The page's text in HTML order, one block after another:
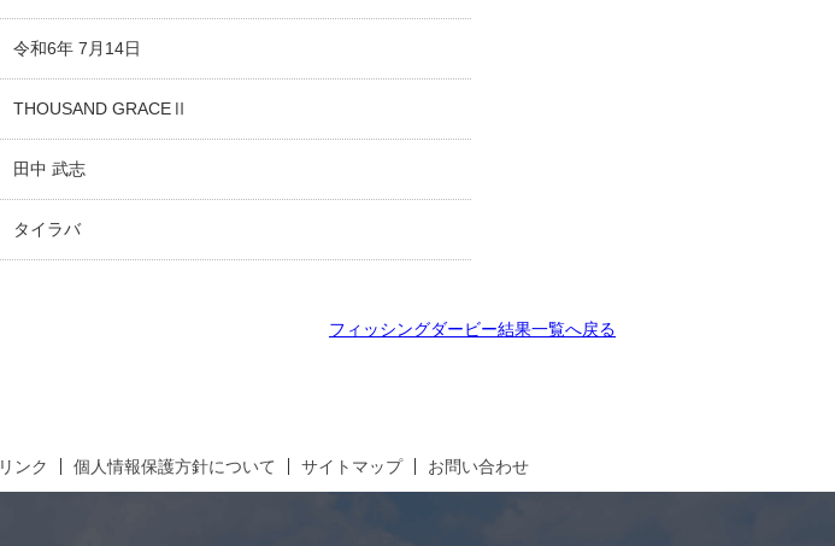
令和6年 7月14日
THOUSAND GRACEⅡ
田中 武志
タイラバ
フィッシングダービー結果一覧へ戻る
リンク 個人情報保護方針について サイトマップ お問い合わせ